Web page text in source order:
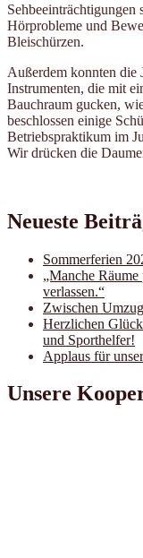
Hörprobleme und
Bleischürzen.
Außerdem konnten die
Instrumenten, die mit
Bauchraum gucken,
beschlossen einige
Betriebspraktikum im
Wir drücken die
Neueste
Sommerferien
„Manche
verlassen.“
Zwischen
Herzlichen
und Sporthelfer!
Applaus für
Unsere